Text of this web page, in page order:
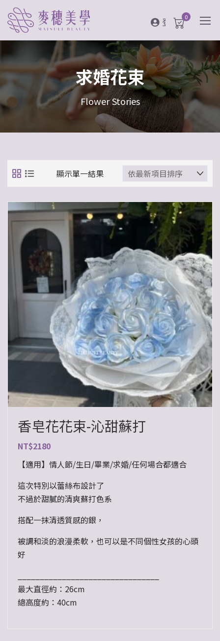
登入 0
求婚花束
Flower Stories
顯示單一結果
香皂花花束- 沁甜 蘇打
NT$2180
【適用】情人節/生日/畢業/求婚/任何場合都適合
這次特別以蕾絲布設計了
不過於甜膩的清爽蘇打色系
搭配一抹清透質感的銀，
被調和淡的浪漫柔軟，也可以是不同個性女孩的心頭
好
最大直徑約：26cm
總高度約：40cm